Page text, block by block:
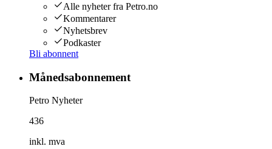
Alle nyheter fra Petro.no
Kommentarer
Nyhetsbrev
Podkaster
Bli abonnent
Månedsabonnement
Petro Nyheter
436
inkl. mva